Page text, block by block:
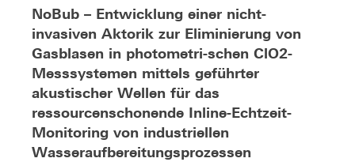
NoBub – Entwicklung einer nicht-
invasiven Aktorik zur Eliminierung von
Gasblasen in photometri-schen ClO2-
Messsystemen mittels geführter
akustischer Wellen für das
ressourcenschonende Inline-Echtzeit-
Monitoring von industriellen
Wasseraufbereitungsprozessen